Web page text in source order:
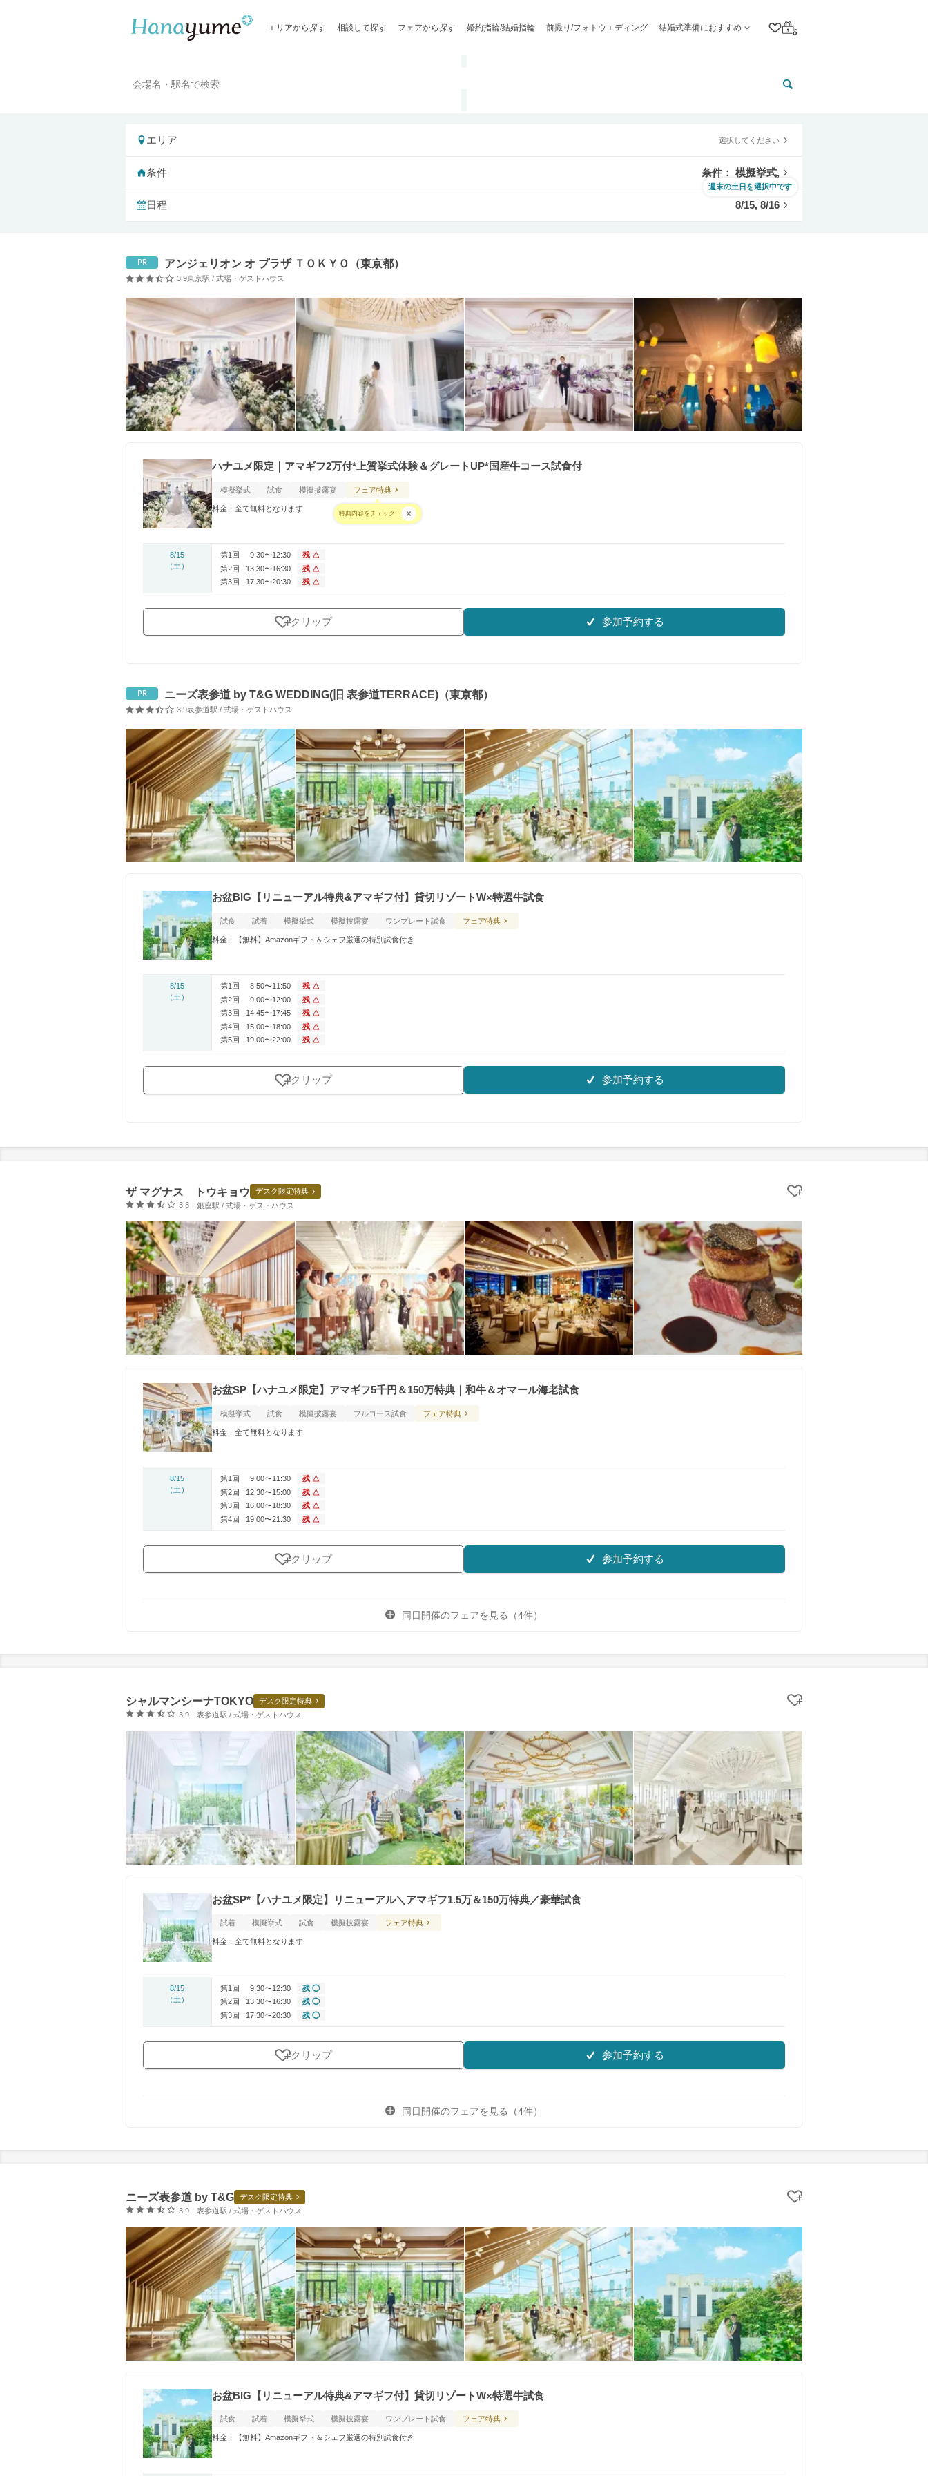
エリアから探す 相談して探す フェアから探す 婚約指輪/結婚指輪 前撮り/フォトウエディング 結婚式準備におすすめ
クリップリスト
ログイン
エリア 選択してください
条件 条件： 模擬挙式,
週末の土日を選択中です
日程 8/15, 8/16
PR アンジェリオン オ プラザ ＴＯＫＹＯ（東京都）
口コミ評価
3.9東京駅 / 式場・ゲストハウス
ハナユメ限定｜アマギフ2万付*上質挙式体験＆グレートUP*国産牛コース試食付
模擬挙式 試食 模擬披露宴 フェア特典
特典内容をチェック！
料金：全て無料となります
8/15
（土）
第1回 9:30〜12:30
残 △
第2回
13:30〜16:30
残 △
第3回
17:30〜20:30 残 △
クリップ 参加予約する
PR ニーズ表参道 by T&G WEDDING(旧 表参道TERRACE)（東京都）
口コミ評価
3.9表参道駅 / 式場・ゲストハウス
お盆BIG【リニューアル特典&アマギフ付】貸切リゾートW×特選牛試食
試食 試着 模擬挙式 模擬披露宴 ワンプレート試食 フェア特典
料金：【無料】Amazonギフト＆シェフ厳選の特別試食付き
8/15
（土）
第1回 8:50〜11:50
残 △
第2回
9:00〜12:00
残 △
第3回
14:45〜17:45
残 △
第4回
15:00〜18:00
残 △
第5回
19:00〜22:00 残 △
クリップ 参加予約する
ザ マグナス トウキョウ
デスク限定特典
口コミ評価
3.8 銀座駅 / 式場・ゲストハウス
クリップする
お盆SP【ハナユメ限定】アマギフ5千円＆150万特典｜和牛＆オマール海老試食
模擬挙式 試食 模擬披露宴 フルコース試食 フェア特典
料金：全て無料となります
8/15
（土）
第1回 9:00〜11:30
残 △
第2回
12:30〜15:00
残 △
第3回
16:00〜18:30
残 △
第4回
19:00〜21:30 残 △
クリップ 参加予約する
同日開催のフェアを 見る（4件）
シャルマンシーナTOKYO
デスク限定特典
口コミ評価
3.9 表参道駅 / 式場・ゲストハウス
クリップする
お盆SP*【ハナユメ限定】リニューアル＼アマギフ1.5万＆150万特典／豪華試食
試着 模擬挙式 試食 模擬披露宴 フェア特典
料金：全て無料となります
8/15
（土）
第1回 9:30〜12:30
残 ◯
第2回
13:30〜16:30
残 ◯
第3回
17:30〜20:30 残 ◯
クリップ 参加予約する
同日開催のフェアを 見る（4件）
ニーズ表参道 by T&G
デスク限定特典
口コミ評価
3.9 表参道駅 / 式場・ゲストハウス
クリップする
お盆BIG【リニューアル特典&アマギフ付】貸切リゾートW×特選牛試食
試食 試着 模擬挙式 模擬披露宴 ワンプレート試食 フェア特典
料金：【無料】Amazonギフト＆シェフ厳選の特別試食付き